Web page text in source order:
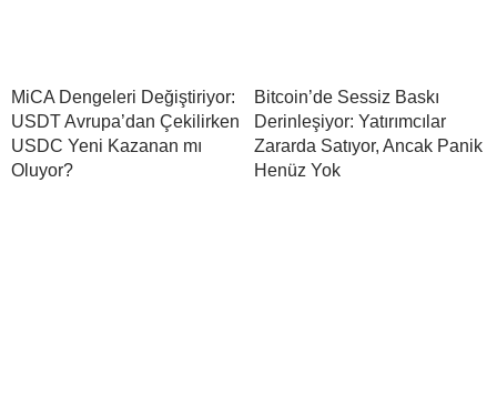
MiCA Dengeleri Değiştiriyor:
USDT Avrupa’dan Çekilirken
USDC Yeni Kazanan mı
Oluyor?
Bitcoin’de Sessiz Baskı
Derinleşiyor: Yatırımcılar
Zararda Satıyor, Ancak Panik
Henüz Yok